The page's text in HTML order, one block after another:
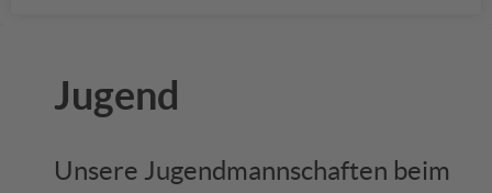
Jugend
Unsere Jugendmannschaften beim